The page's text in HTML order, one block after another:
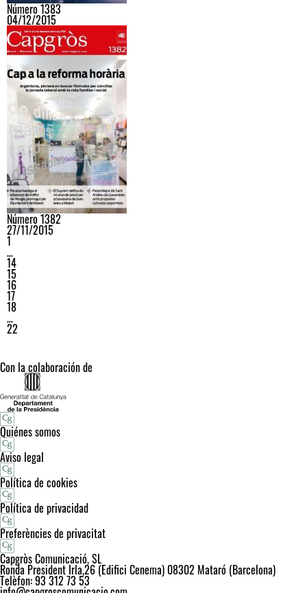
Número 1383
04/12/2015
Número 1382
27/11/2015
1
…
14
15
16
17
18
…
22
Con la colaboración de
Quiénes somos
Aviso legal
Política de cookies
Política de privacidad
Preferències de privacitat
Capgròs Comunicació, SL
Ronda President Irla,26 (Edifici Cenema) 08302 Mataró (Barcelona)
Telèfon: 93 312 73 53